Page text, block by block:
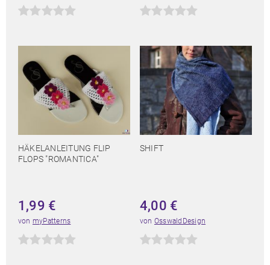
HÄKELANLEITUNG FLIP
FLOPS "ROMANTICA"
1,99 €
von myPatterns
SHIFT
4,00 €
von OsswaldDesign